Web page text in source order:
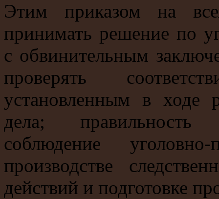
Этим приказом на
принимать решение по
с обвинительным
проверять
установленным в ходе
дела; правильность
соблюдение
производстве
действий и подготовке